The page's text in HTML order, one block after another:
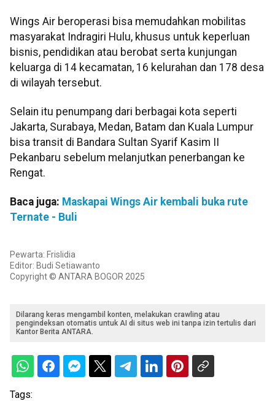
Wings Air beroperasi bisa memudahkan mobilitas
masyarakat Indragiri Hulu, khusus untuk keperluan
bisnis, pendidikan atau berobat serta kunjungan
keluarga di 14 kecamatan, 16 kelurahan dan 178 desa
di wilayah tersebut.
Selain itu penumpang dari berbagai kota seperti
Jakarta, Surabaya, Medan, Batam dan Kuala Lumpur
bisa transit di Bandara Sultan Syarif Kasim II
Pekanbaru sebelum melanjutkan penerbangan ke
Rengat.
Baca juga: Maskapai Wings Air kembali buka rute
Ternate - Buli
Pewarta: Frislidia
Editor: Budi Setiawanto
Copyright © ANTARA BOGOR 2025
Dilarang keras mengambil konten, melakukan crawling atau
pengindeksan otomatis untuk AI di situs web ini tanpa izin tertulis dari
Kantor Berita ANTARA.
Tags: